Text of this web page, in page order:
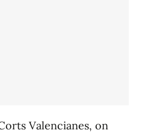
Valencianes, on